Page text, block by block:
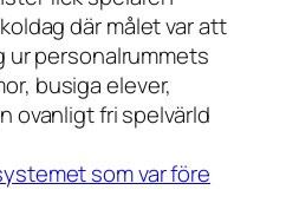
där målet var att
personalrummets
busiga elever,
ovanligt fri spelvärld
som var före